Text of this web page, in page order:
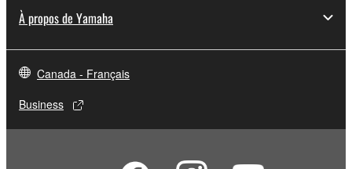
À propos de Yamaha
Canada - Français
Business